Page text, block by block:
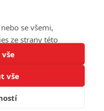
/ All rights reserved /
2073/57, Stodůlky, 155
se všemi,
ze strany této
také můžete
vám na stránce
funkce.
vztahovat pouze na
a odvolání
vše